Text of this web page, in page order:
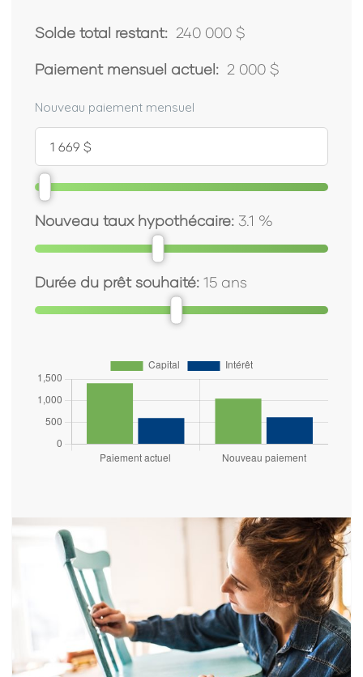
Solde total restant: 240 000 $
Paiement mensuel actuel: 2 000 $
Nouveau paiement mensuel
Nouveau taux hypothécaire: 3.1 %
Durée du prêt souhaité: 15 ans